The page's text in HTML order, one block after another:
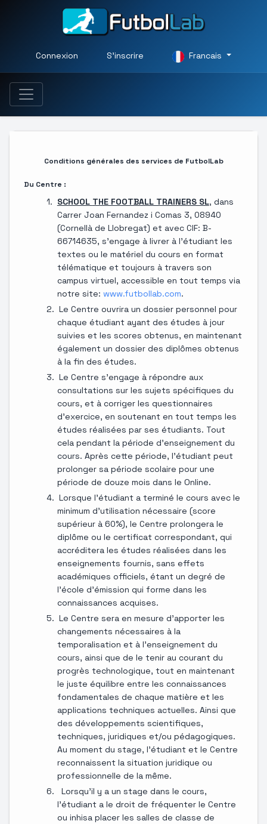
Connexion S'inscrire Francais
Conditions générales des services de FutbolLab
Du Centre :
SCHOOL THE FOOTBALL TRAINERS SL, dans
Carrer Joan Fernandez i Comas 3, 08940
(Cornellà de Llobregat) et avec CIF: B-
66714635, s'engage à livrer à l'étudiant les
textes ou le matériel du cours en format
télématique et toujours à travers son
campus virtuel, accessible en tout temps via
notre site: www.futbollab.com.
Le Centre ouvrira un dossier personnel pour
chaque étudiant ayant des études à jour
suivies et les scores obtenus, en maintenant
également un dossier des diplômes obtenus
à la fin des études.
Le Centre s'engage à répondre aux
consultations sur les sujets spécifiques du
cours, et à corriger les questionnaires
d'exercice, en soutenant en tout temps les
études réalisées par ses étudiants. Tout
cela pendant la période d'enseignement du
cours. Après cette période, l'étudiant peut
prolonger sa période scolaire pour une
période de douze mois dans le Online.
Lorsque l'étudiant a terminé le cours avec le
minimum d'utilisation nécessaire (score
supérieur à 60%), le Centre prolongera le
diplôme ou le certificat correspondant, qui
accréditera les études réalisées dans les
enseignements fournis, sans effets
académiques officiels, étant un degré de
l'école d'émission qui forme dans les
connaissances acquises.
Le Centre sera en mesure d'apporter les
changements nécessaires à la
temporalisation et à l'enseignement du
cours, ainsi que de le tenir au courant du
progrès technologique, tout en maintenant
le juste équilibre entre les connaissances
fondamentales de chaque matière et les
applications techniques actuelles. Ainsi que
des développements scientifiques,
techniques, juridiques et/ou pédagogiques.
Au moment du stage, l'étudiant et le Centre
reconnaissent la situation juridique ou
professionnelle de la même.
Lorsqu'il y a un stage dans le cours,
l'étudiant a le droit de fréquenter le Centre
ou inhisa placer les salles de classe de